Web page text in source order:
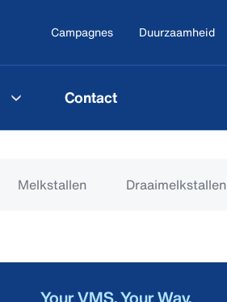
Campagnes Duurzaamheid
Contact
Melkstallen Draaimelkstallen